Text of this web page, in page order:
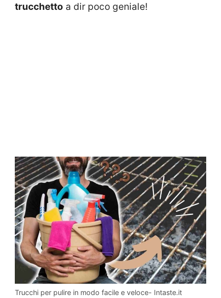
trucchetto a dir poco geniale!
Trucchi per pulire in modo facile e veloce- Intaste.it